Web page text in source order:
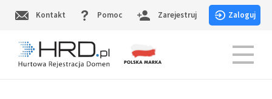
Kontakt Pomoc Zarejestruj Zaloguj
HRD.pl – Hurtowa Rejestracja Domen